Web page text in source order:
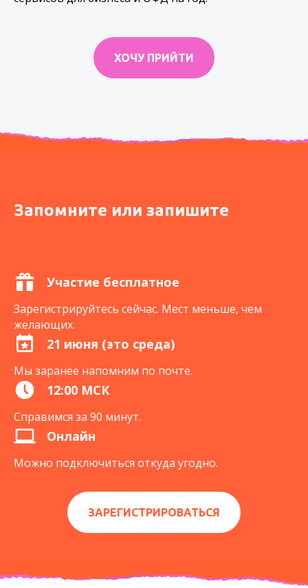
ХОЧУ ПРИЙТИ
Запомните или запишите
Участие бесплатное
Зарегистрируйтесь сейчас. Мест меньше, чем
желающих.
21 июня (это среда)
Мы заранее напомним по почте.
12:00 МСК
Справимся за 90 минут.
Онлайн
Можно подключиться откуда угодно.
ЗАРЕГИСТРИРОВАТЬСЯ